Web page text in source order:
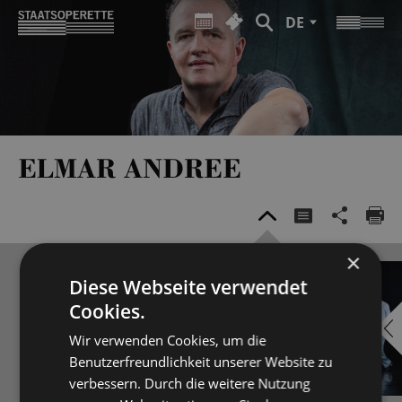
DE
ELMAR ANDREE
×
Diese Webseite verwendet
Cookies.
Wir verwenden Cookies, um die
Benutzerfreundlichkeit unserer Website zu
verbessern. Durch die weitere Nutzung